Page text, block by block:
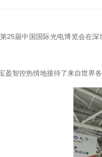
25届中国国际光电博览会在
盈智控热情地接待了来自世界各